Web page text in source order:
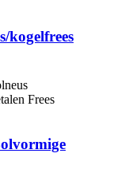
kogelfrees